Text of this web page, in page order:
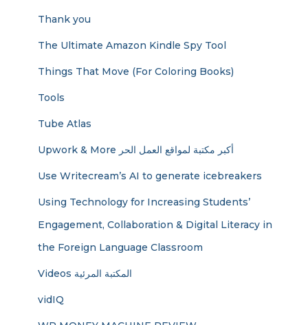
Thank you
The Ultimate Amazon Kindle Spy Tool
Things That Move (For Coloring Books)
Tools
Tube Atlas
Upwork & More أكبر مكتبة لمواقع العمل الحر
Use Writecream’s AI to generate icebreakers
Using Technology for Increasing Students’
Engagement, Collaboration & Digital Literacy in
the Foreign Language Classroom
Videos المكتبة المرئية
vidIQ